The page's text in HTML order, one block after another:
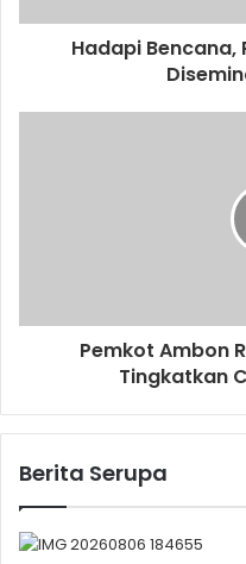
Hadapi Bencana,
Pemkot Ambon
Tingkatkan
Berita Serupa